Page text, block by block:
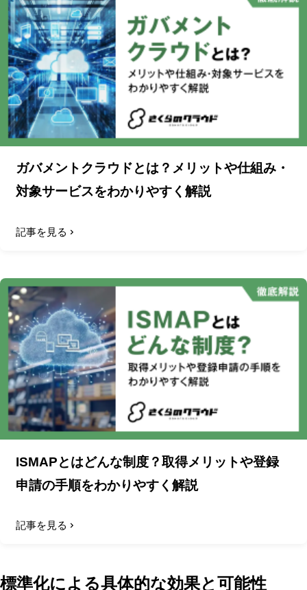
ガバメントクラウドとは？メリットや仕組み・
対象サービスをわかりやすく解説
記事を見る
ISMAPとはどんな制度？取得メリットや登録
申請の手順をわかりやすく解説
記事を見る
標準化による具体的な効果と可能性